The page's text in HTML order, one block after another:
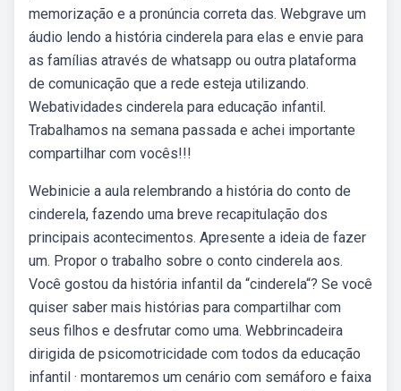
memorização e a pronúncia correta das. Webgrave um
áudio lendo a história cinderela para elas e envie para
as famílias através de whatsapp ou outra plataforma
de comunicação que a rede esteja utilizando.
Webatividades cinderela para educação infantil.
Trabalhamos na semana passada e achei importante
compartilhar com vocês!!!
Webinicie a aula relembrando a história do conto de
cinderela, fazendo uma breve recapitulação dos
principais acontecimentos. Apresente a ideia de fazer
um. Propor o trabalho sobre o conto cinderela aos.
Você gostou da história infantil da “cinderela“? Se você
quiser saber mais histórias para compartilhar com
seus filhos e desfrutar como uma. Webbrincadeira
dirigida de psicomotricidade com todos da educação
infantil · montaremos um cenário com semáforo e faixa